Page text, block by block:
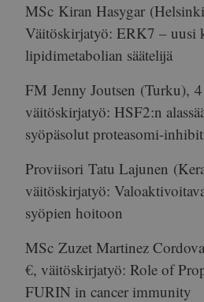
MSc Kiran Hasygar
Väitöskirjatyö: ERK7 – uusi
lipidimetabolian säätelijä
FM Jenny Joutsen (Turku),
väitöskirjatyö: HSF2:n
syöpäsolut proteasomi-
Proviisori Tatu Lajunen
väitöskirjatyö:
syöpien hoitoon
MSc Zuzet Martinez Cordova
€, väitöskirjatyö: Role of
FURIN in cancer immunity